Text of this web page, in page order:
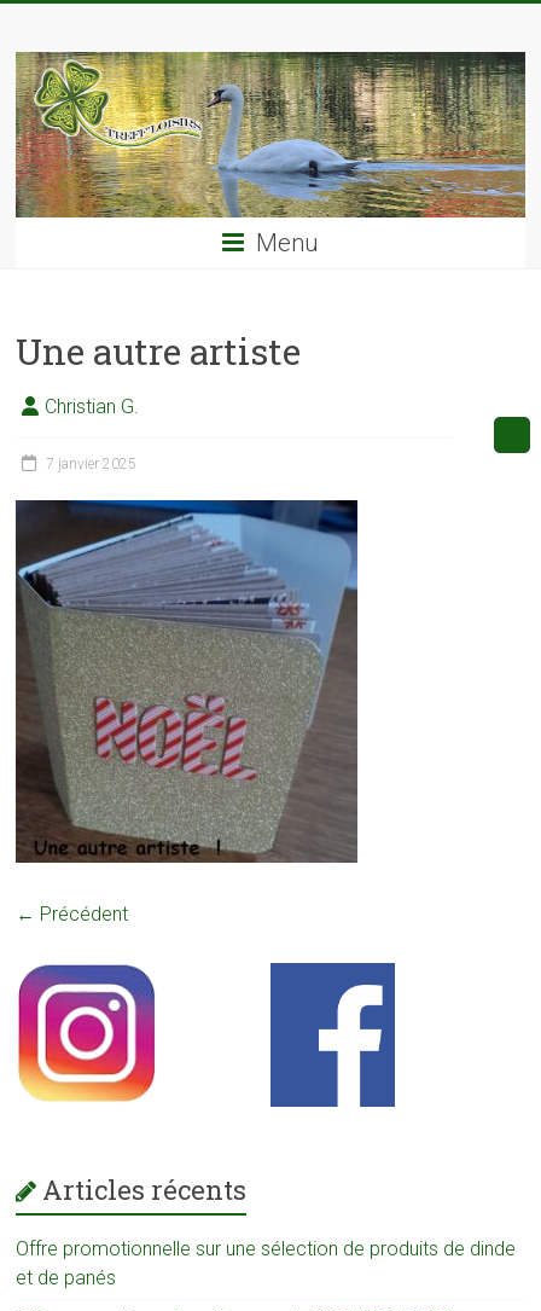
content
TREFF'LOISIRS
Menu
Une autre artiste
Christian G.
7 janvier 2025
← Précédent
Articles récents
Offre promotionnelle sur une sélection de produits de dinde
et de panés